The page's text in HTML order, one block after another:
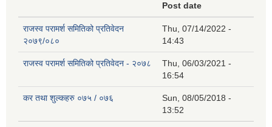
Post date
राजस्व परामर्श समितिको प्रतिवेदन
२०७९/०८०
Thu, 07/14/2022 -
14:43
राजस्व परामर्श समितिको प्रतिवेदन - २०७८
Thu, 06/03/2021 -
16:54
कर तथा शुल्कहरु ०७५ / ०७६
Sun, 08/05/2018 -
13:52